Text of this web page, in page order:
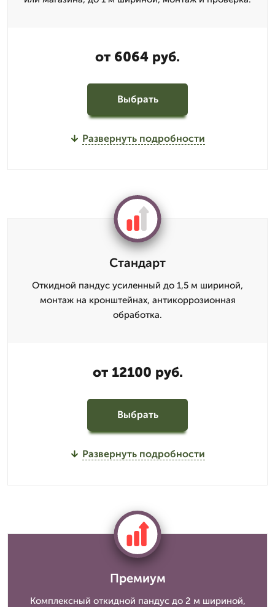
от 6064 руб.
Выбрать
Развернуть подробности
Стандарт
Откидной пандус усиленный до 1,5 м шириной,
монтаж на кронштейнах, антикоррозионная
обработка.
от 12100 руб.
Выбрать
Развернуть подробности
Премиум
Комплексный откидной пандус до 2 м шириной,